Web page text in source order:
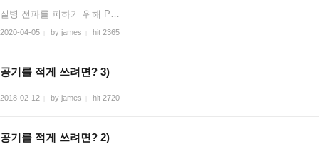
질병 전파를 피하기 위해 P…
2020-04-05 by james hit 2365
공기를 적게 쓰려면? 3)
2018-02-12 by james hit 2720
공기를 적게 쓰려면? 2)